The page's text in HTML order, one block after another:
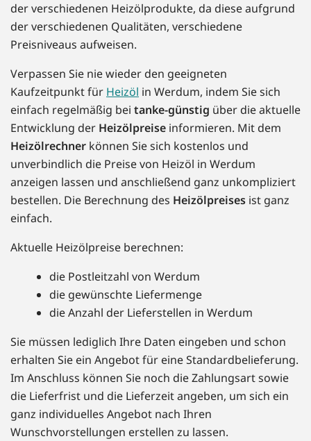
der verschiedenen Heizölprodukte, da diese aufgrund
der verschiedenen Qualitäten, verschiedene
Preisniveaus aufweisen.
Verpassen Sie nie wieder den geeigneten
Kaufzeitpunkt für Heizöl in Werdum, indem Sie sich
einfach regelmäßig bei tanke-günstig über die aktuelle
Entwicklung der Heizölpreise informieren. Mit dem
Heizölrechner können Sie sich kostenlos und
unverbindlich die Preise von Heizöl in Werdum
anzeigen lassen und anschließend ganz unkompliziert
bestellen. Die Berechnung des Heizölpreises ist ganz
einfach.
Aktuelle Heizölpreise berechnen:
die Postleitzahl von Werdum
die gewünschte Liefermenge
die Anzahl der Lieferstellen in Werdum
Sie müssen lediglich Ihre Daten eingeben und schon
erhalten Sie ein Angebot für eine Standardbelieferung.
Im Anschluss können Sie noch die Zahlungsart sowie
die Lieferfrist und die Lieferzeit angeben, um sich ein
ganz individuelles Angebot nach Ihren
Wunschvorstellungen erstellen zu lassen.